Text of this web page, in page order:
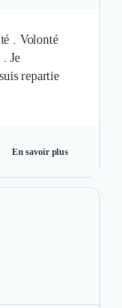
. Volonté
. Je
repartie
En savoir plus